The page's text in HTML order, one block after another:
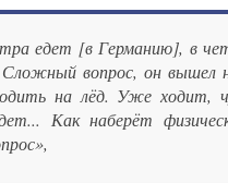
едет [в Германию], в
Сложный вопрос, он вышел
на лёд. Уже ходит,
Как наберёт